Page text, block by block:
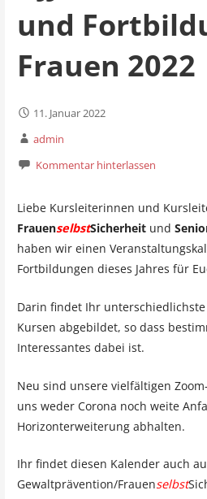
und
Frauen 2022
11. Januar 2022
admin
Kommentar hinterlassen
Liebe Kursleiterinnen und
FrauenselbstSicherheit und
haben wir einen
Fortbildungen dieses Jahres für
Darin findet Ihr
Kursen abgebildet, so dass
Interessantes dabei ist.
Neu sind unsere vielfältigen
uns weder Corona noch weite
Horizonterweiterung abhalten.
Ihr findet diesen Kalender auch
Gewaltprävention/Frauenselbst